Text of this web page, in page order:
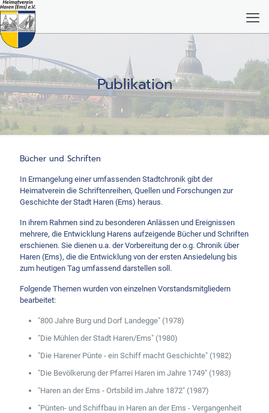
Publikation
Bücher und Schriften
In Ermangelung einer umfassenden Stadtchronik gibt der
Heimatverein die Schriftenreihen, Quellen und Forschungen zur
Geschichte der Stadt Haren (Ems) heraus.
In ihrem Rahmen sind zu besonderen Anlässen und Ereignissen
mehrere, die Entwicklung Harens aufzeigende Bücher und Schriften
erschienen. Sie dienen u.a. der Vorbereitung der o.g. Chronik über
Haren (Ems), die die Entwicklung von der ersten Ansiedelung bis
zum heutigen Tag umfassend darstellen soll.
Folgende Themen wurden von einzelnen Vorstandsmitgliedern
bearbeitet:
"800 Jahre Burg und Dorf Landegge" (1978)
"Die Mühlen der Stadt Haren/Ems" (1980)
"Die Harener Pünte - ein Schiff macht Geschichte" (1982)
"Die Bevölkerung der Pfarrei Haren im Jahre 1749" (1983)
"Haren an der Ems - Ortsbild im Jahre 1872" (1987)
"Pünten- und Schiffbau in Haren an der Ems - Vergangenheit